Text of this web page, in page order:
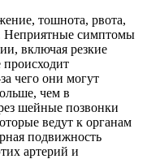
тошнота, рвота,
Неприятные симптомы
включая резкие
чего они могут
чем в
шейные позвонки
ведут к органам
подвижность
артерий и